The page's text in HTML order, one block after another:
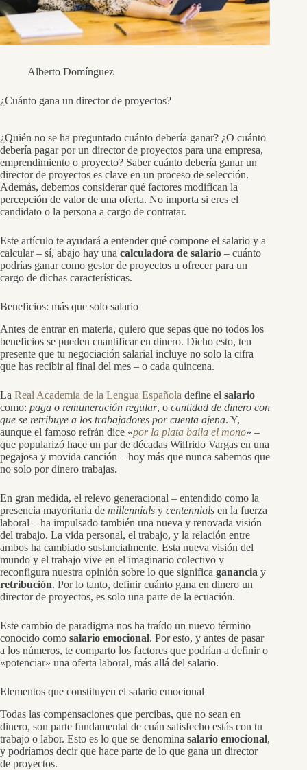
Alberto Domínguez
¿Cuánto gana un director de proyectos?
¿Quién no se ha preguntado cuánto debería ganar? ¿O cuánto
debería pagar por un director de proyectos para una empresa,
emprendimiento o proyecto? Saber cuánto debería ganar un
director de proyectos es clave en un proceso de selección.
Además, debemos considerar qué factores modifican la
percepción de valor de una oferta. No importa si eres el
candidato o la persona a cargo de contratar.
Este artículo te ayudará a entender qué compone el salario y a
calcular – sí, abajo hay una calculadora de salario – cuánto
podrías ganar como gestor de proyectos u ofrecer para un
cargo de dichas características.
Beneficios: más que solo salario
Antes de entrar en materia, quiero que sepas que no todos los
beneficios se pueden cuantificar en dinero. Dicho esto, ten
presente que tu negociación salarial incluye no solo la cifra
que has recibir al final del mes – o cada quincena.
La Real Academia de la Lengua Española define el salario
como: paga o remuneración regular, o cantidad de dinero con
que se retribuye a los trabajadores por cuenta ajena. Y,
aunque el famoso refrán dice «por la plata baila el mono» –
que popularizó hace un par de décadas Wilfrido Vargas en una
pegajosa y movida canción – hoy más que nunca sabemos que
no solo por dinero trabajas.
En gran medida, el relevo generacional – entendido como la
presencia mayoritaria de millennials y centennials en la fuerza
laboral – ha impulsado también una nueva y renovada visión
del trabajo. La vida personal, el trabajo, y la relación entre
ambos ha cambiado sustancialmente. Esta nueva visión del
mundo y el trabajo vive en el imaginario colectivo y
reconfigura nuestra opinión sobre lo que significa ganancia y
retribución. Por lo tanto, definir cuánto gana en dinero un
director de proyectos, es solo una parte de la ecuación.
Este cambio de paradigma nos ha traído un nuevo término
conocido como salario emocional. Por esto, y antes de pasar
a los números, te comparto los factores que podrían a definir o
«potenciar» una oferta laboral, más allá del salario.
Elementos que constituyen el salario emocional
Todas las compensaciones que percibas, que no sean en
dinero, son parte fundamental de cuán satisfecho estás con tu
trabajo o labor. Esto es lo que se denomina salario emocional,
y podríamos decir que hace parte de lo que gana un director
de proyectos.